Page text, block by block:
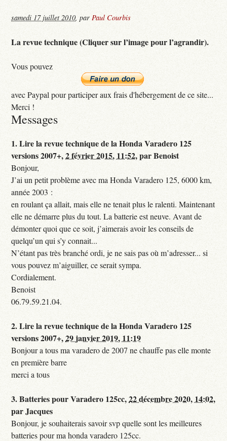
samedi 17 juillet 2010,parPaul Courbis
La revue technique (Cliquer sur l’image pour l’agrandir).
Vous pouvez
avec Paypal pour participer aux frais d'hébergement de ce site...
Merci !
Messages
1.Lire la revue technique de la Honda Varadero 125
versions 2007+,2 février 2015, 11:52,parBenoist
Bonjour,
J’ai un petit problème avec ma Honda Varadero 125, 6000 km,
année 2003 :
en roulant ça allait, mais elle ne tenait plus le ralenti. Maintenant
elle ne démarre plus du tout. La batterie est neuve. Avant de
démonter quoi que ce soit, j’aimerais avoir les conseils de
quelqu’un qui s’y connait...
N’étant pas très branché ordi, je ne sais pas où m’adresser... si
vous pouvez m’aiguiller, ce serait sympa.
Cordialement.
Benoist
06.79.59.21.04.
2.Lire la revue technique de la Honda Varadero 125
versions 2007+,29 janvier 2019, 11:19
Bonjour a tous ma varadero de 2007 ne chauffe pas elle monte
en première barre
merci a tous
3.Batteries pour Varadero 125cc,22 décembre 2020, 14:02,
parJacques
Bonjour, je souhaiterais savoir svp quelle sont les meilleures
batteries pour ma honda varadero 125cc.